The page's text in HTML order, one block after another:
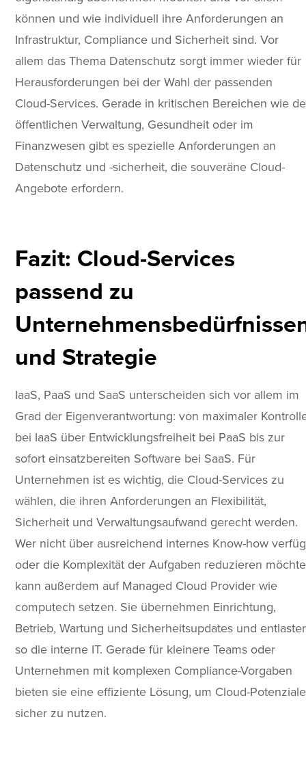
können und wie individuell ihre Anforderungen an
Infrastruktur, Compliance und Sicherheit sind. Vor
allem das Thema Datenschutz sorgt immer wieder für
Herausforderungen bei der Wahl der passenden
Cloud-Services. Gerade in kritischen Bereichen wie
öffentlichen Verwaltung, Gesundheit oder im
Finanzwesen gibt es spezielle Anforderungen an
Datenschutz und -sicherheit, die souveräne Cloud-
Angebote erfordern.
Fazit: Cloud-Services
passend zu
und Strategie
IaaS, PaaS und SaaS unterscheiden sich vor allem im
Grad der Eigenverantwortung: von maximaler
bei IaaS über Entwicklungsfreiheit bei PaaS bis zur
sofort einsatzbereiten Software bei SaaS. Für
Unternehmen ist es wichtig, die Cloud-Services zu
wählen, die ihren Anforderungen an Flexibilität,
Sicherheit und Verwaltungsaufwand gerecht werden.
Wer nicht über ausreichend internes Know-how
oder die Komplexität der Aufgaben reduzieren
kann außerdem auf Managed Cloud Provider wie
computech setzen. Sie übernehmen Einrichtung,
Betrieb, Wartung und Sicherheitsupdates und
so die interne IT. Gerade für kleinere Teams oder
Unternehmen mit komplexen Compliance-Vorgaben
bieten sie eine effiziente Lösung, um Cloud-Potenziale
sicher zu nutzen.